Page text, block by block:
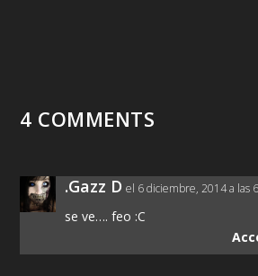
4 COMMENTS
.Gazz D el 6 diciembre, 2014 a las
se ve…. feo :C